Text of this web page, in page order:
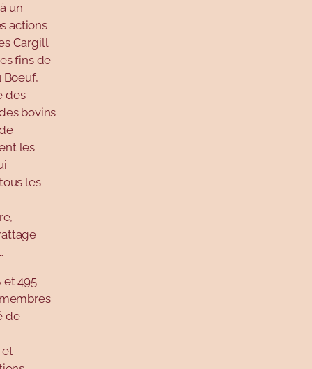
un
actions
Cargill
fins de
Boeuf,
des
bovins
les
les
et 495
de
et